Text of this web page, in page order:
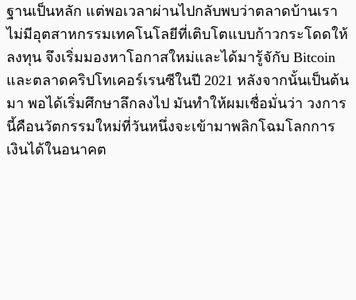
ฐานเป็นหลัก แต่พอเวลาผ่านไปกลับพบว่าตลาดบ้านเรา
ไม่มีอุตสาหกรรมเทคโนโลยีที่เติบโตแบบก้าวกระโดดให้
ลงทุน จึงเริ่มมองหาโอกาสใหม่และได้มารู้จักับ Bitcoin
และตลาดคริปโทเคอร์เรนซีในปี 2021 หลังจากนั้นเป็นต้น
มา พอได้เริ่มศึกษาลึกลงไป มันทำให้ผมเชื่อมั่นว่า วงการ
นี้คือนวัตกรรมใหม่ที่วันหนึ่งจะเข้ามาพลิกโฉมโลกการ
เงินได้ในอนาคต